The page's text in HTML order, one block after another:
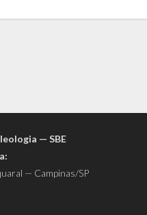
— SBE
— Campinas/SP